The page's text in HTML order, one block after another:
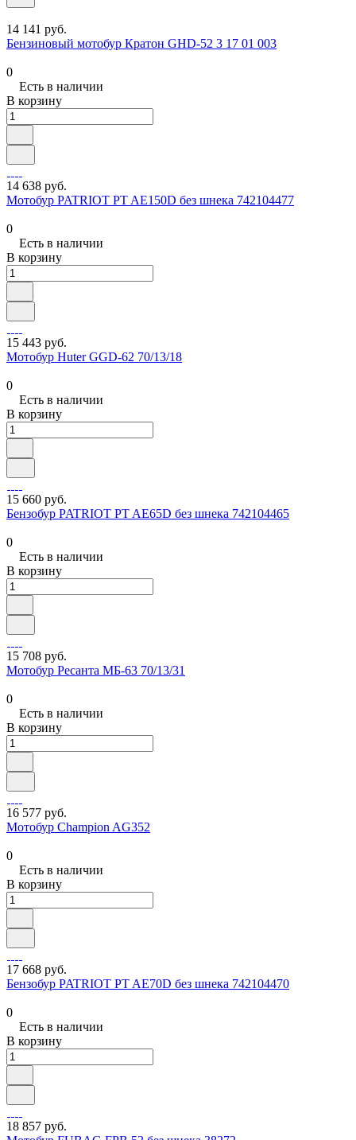
14 141 руб.
Бензиновый мотобур Кратон GHD-52 3 17 01 003
0
Есть в наличии
В корзину
14 638 руб.
Мотобур PATRIOT PT AE150D без шнека 742104477
0
Есть в наличии
В корзину
15 443 руб.
Мотобур Huter GGD-62 70/13/18
0
Есть в наличии
В корзину
15 660 руб.
Бензобур PATRIOT PT AE65D без шнека 742104465
0
Есть в наличии
В корзину
15 708 руб.
Мотобур Ресанта МБ-63 70/13/31
0
Есть в наличии
В корзину
16 577 руб.
Мотобур Champion AG352
0
Есть в наличии
В корзину
17 668 руб.
Бензобур PATRIOT PT AE70D без шнека 742104470
0
Есть в наличии
В корзину
18 857 руб.